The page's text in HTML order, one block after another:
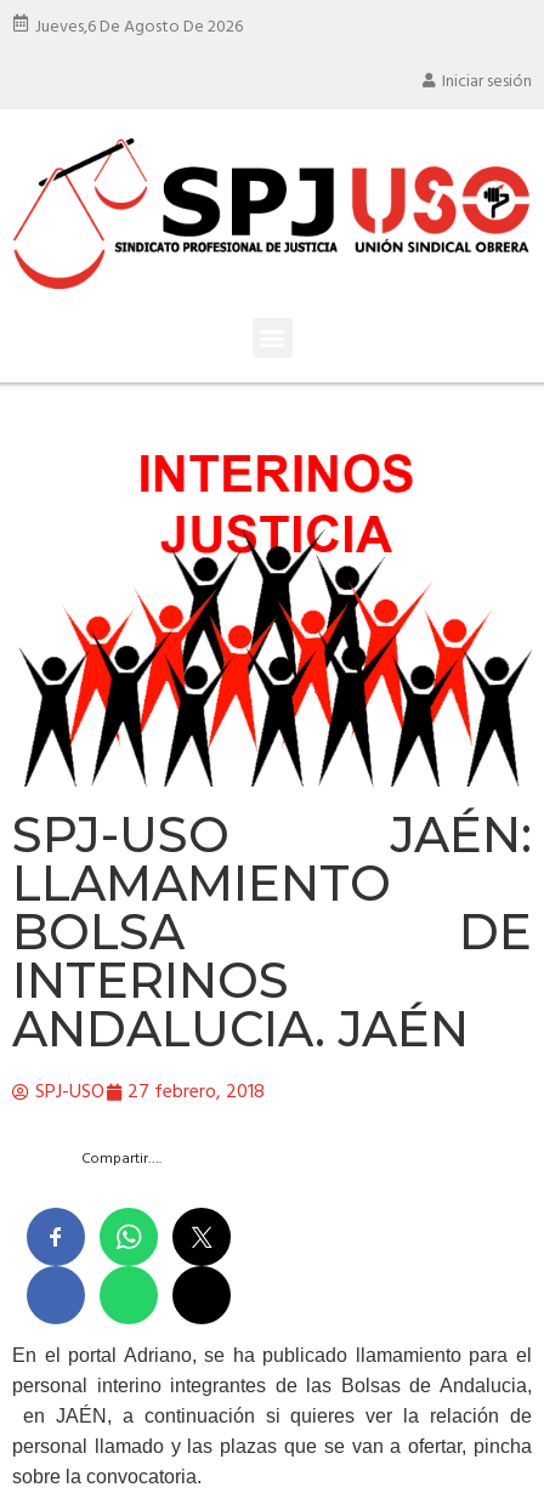
Jueves,6 De Agosto De 2026
Iniciar sesión
SPJ-USO JAÉN:
LLAMAMIENTO
BOLSA DE
INTERINOS
ANDALUCIA. JAÉN
SPJ-USO 27 febrero, 2018
Compartir….
En el portal Adriano, se ha publicado llamamiento para el
personal interino integrantes de las Bolsas de Andalucia,
en JAÉN, a continuación si quieres ver la relación de
personal llamado y las plazas que se van a ofertar, pincha
sobre la convocatoria.